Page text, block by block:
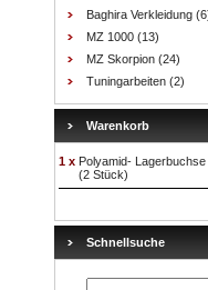
Baghira Verkleidung
MZ 1000 (13)
MZ Skorpion (24)
Tuningarbeiten (2)
Warenkorb
1 x Polyamid-
(2 Stück)
Schnellsuche